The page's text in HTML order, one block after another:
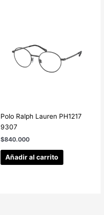
Polo Ralph Lauren PH1217
9307
$840.000
Añadir al carrito